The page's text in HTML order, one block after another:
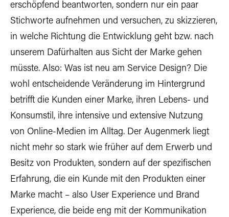
erschöpfend beantworten, sondern nur ein paar
Stichworte aufnehmen und versuchen, zu skizzieren,
in welche Richtung die Entwicklung geht bzw. nach
unserem Dafürhalten aus Sicht der Marke gehen
müsste. Also: Was ist neu am Service Design? Die
wohl entscheidende Veränderung im Hintergrund
betrifft die Kunden einer Marke, ihren Lebens- und
Konsumstil, ihre intensive und extensive Nutzung
von Online-Medien im Alltag. Der Augenmerk liegt
nicht mehr so stark wie früher auf dem Erwerb und
Besitz von Produkten, sondern auf der spezifischen
Erfahrung, die ein Kunde mit den Produkten einer
Marke macht – also User Experience und Brand
Experience, die beide eng mit der Kommunikation